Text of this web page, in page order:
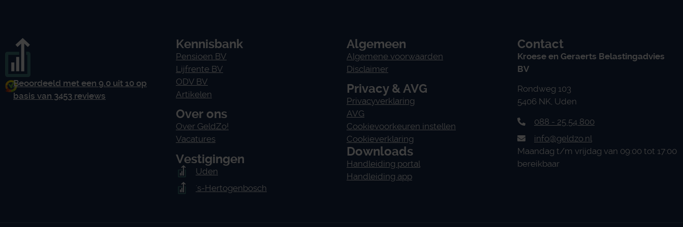
Beoordeeld met een 9.0 uit 10 op
basis van 3453 reviews
Kennisbank
Pensioen BV
Lijfrente BV
ODV BV
Artikelen
Over ons
Over GeldZo!
Vacatures
Vestigingen
Uden
's-Hertogenbosch
Algemeen
Algemene voorwaarden
Disclaimer
Privacy & AVG
Privacyverklaring
AVG
Cookievoorkeuren instellen
Cookieverklaring
Downloads
Handleiding portal
Handleiding app
Contact
Kroese en Geraerts Belastingadvies
BV
Rondweg 103
5406 NK, Uden
088 - 25 54 800
info@geldzo.nl
Maandag t/m vrijdag van 09:00 tot 17:00
bereikbaar